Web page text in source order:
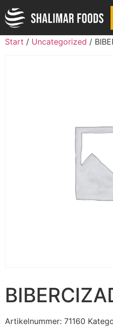
Start / Uncategorized /
Artikelnummer: 71160